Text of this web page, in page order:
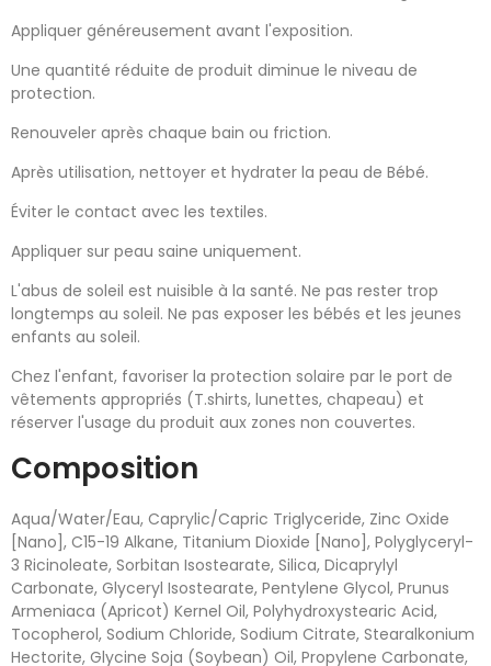
Appliquer généreusement avant l'exposition.
Une quantité réduite de produit diminue le niveau de
protection.
Renouveler après chaque bain ou friction.
Après utilisation, nettoyer et hydrater la peau de Bébé.
Éviter le contact avec les textiles.
Appliquer sur peau saine uniquement.
L'abus de soleil est nuisible à la santé. Ne pas rester trop
longtemps au soleil. Ne pas exposer les bébés et les jeunes
enfants au soleil.
Chez l'enfant, favoriser la protection solaire par le port de
vêtements appropriés (T.shirts, lunettes, chapeau) et
réserver l'usage du produit aux zones non couvertes.
Composition
Aqua/Water/Eau, Caprylic/Capric Triglyceride, Zinc Oxide
[Nano], C15-19 Alkane, Titanium Dioxide [Nano], Polyglyceryl-
3 Ricinoleate, Sorbitan Isostearate, Silica, Dicaprylyl
Carbonate, Glyceryl Isostearate, Pentylene Glycol, Prunus
Armeniaca (Apricot) Kernel Oil, Polyhydroxystearic Acid,
Tocopherol, Sodium Chloride, Sodium Citrate, Stearalkonium
Hectorite, Glycine Soja (Soybean) Oil, Propylene Carbonate,